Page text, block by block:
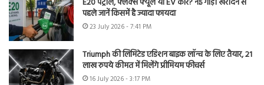
पहले जानें किसमें है ज्यादा फायदा
23 July 2026 - 7:41 PM
Triumph की लिमिटेड एडिशन बाइक लॉन्च के लिए तैयार, 21
लाख रुपये कीमत में मिलेंगे प्रीमियम फीचर्स
16 July 2026 - 3:17 PM